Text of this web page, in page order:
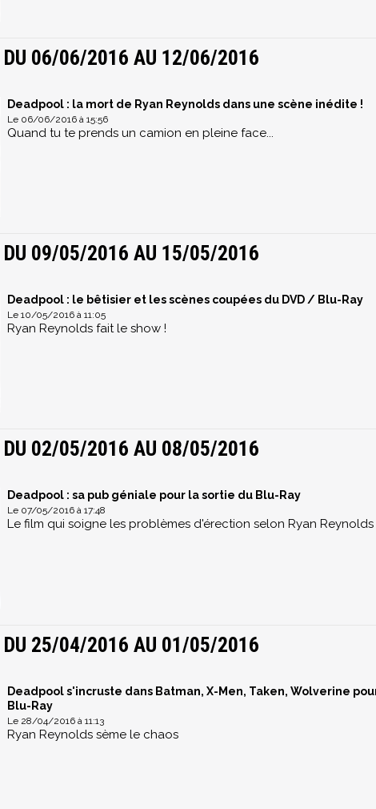
DU 06/06/2016 AU 12/06/2016
Deadpool : la mort de Ryan Reynolds dans une scène inédite !
Le 06/06/2016 à 15:56
Quand tu te prends un camion en pleine face...
DU 09/05/2016 AU 15/05/2016
Deadpool : le bêtisier et les scènes coupées du DVD / Blu-Ray
Le 10/05/2016 à 11:05
Ryan Reynolds fait le show !
DU 02/05/2016 AU 08/05/2016
Deadpool : sa pub géniale pour la sortie du Blu-Ray
Le 07/05/2016 à 17:48
Le film qui soigne les problèmes d'érection selon Ryan Reynolds
DU 25/04/2016 AU 01/05/2016
Deadpool s'incruste dans Batman, X-Men, Taken, Wolverine
Blu-Ray
Le 28/04/2016 à 11:13
Ryan Reynolds sème le chaos